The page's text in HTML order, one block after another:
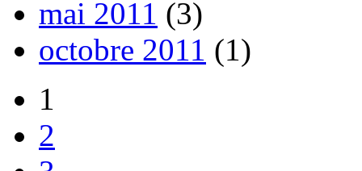
mai 2011 (3)
octobre 2011 (1)
1
2